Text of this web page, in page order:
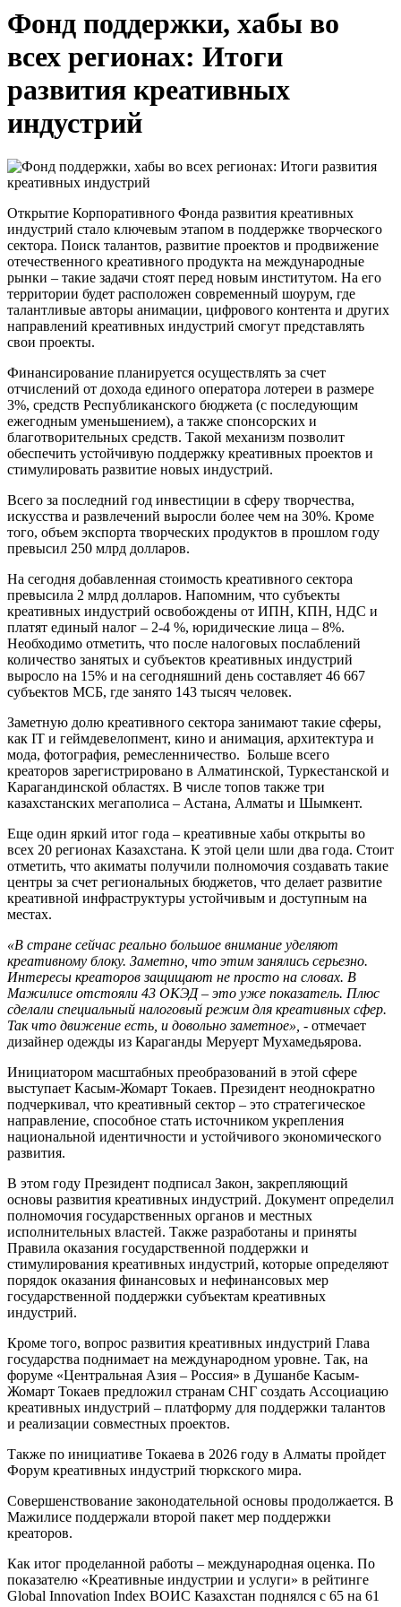
Фонд поддержки, хабы во
всех регионах: Итоги
развития креативных
индустрий
Открытие Корпоративного Фонда развития креативных
индустрий стало ключевым этапом в поддержке творческого
сектора. Поиск талантов, развитие проектов и продвижение
отечественного креативного продукта на международные
рынки – такие задачи стоят перед новым институтом. На его
территории будет расположен современный шоурум, где
талантливые авторы анимации, цифрового контента и других
направлений креативных индустрий смогут представлять
свои проекты.
Финансирование планируется осуществлять за счет
отчислений от дохода единого оператора лотереи в размере
3%, средств Республиканского бюджета (с последующим
ежегодным уменьшением), а также спонсорских и
благотворительных средств. Такой механизм позволит
обеспечить устойчивую поддержку креативных проектов и
стимулировать развитие новых индустрий.
Всего за последний год инвестиции в сферу творчества,
искусства и развлечений выросли более чем на 30%. Кроме
того, объем экспорта творческих продуктов в прошлом году
превысил 250 млрд долларов.
На сегодня добавленная стоимость креативного сектора
превысила 2 млрд долларов. Напомним, что субъекты
креативных индустрий освобождены от ИПН, КПН, НДС и
платят единый налог – 2-4 %, юридические лица – 8%.
Необходимо отметить, что после налоговых послаблений
количество занятых и субъектов креативных индустрий
выросло на 15% и на сегодняшний день составляет 46 667
субъектов МСБ, где занято 143 тысяч человек.
Заметную долю креативного сектора занимают такие сферы,
как IT и геймдевелопмент, кино и анимация, архитектура и
мода, фотография, ремесленничество. Больше всего
креаторов зарегистрировано в Алматинской, Туркестанской и
Карагандинской областях. В числе топов также три
казахстанских мегаполиса – Астана, Алматы и Шымкент.
Еще один яркий итог года – креативные хабы открыты во
всех 20 регионах Казахстана. К этой цели шли два года. Стоит
отметить, что акиматы получили полномочия создавать такие
центры за счет региональных бюджетов, что делает развитие
креативной инфраструктуры устойчивым и доступным на
местах.
«В стране сейчас реально большое внимание уделяют
креативному блоку. Заметно, что этим занялись серьезно.
Интересы креаторов защищают не просто на словах. В
Мажилисе отстояли 43 ОКЭД – это уже показатель. Плюс
сделали специальный налоговый режим для креативных сфер.
Так что движение есть, и довольно заметное», - отмечает
дизайнер одежды из Караганды Меруерт Мухамедьярова.
Инициатором масштабных преобразований в этой сфере
выступает Касым-Жомарт Токаев. Президент неоднократно
подчеркивал, что креативный сектор – это стратегическое
направление, способное стать источником укрепления
национальной идентичности и устойчивого экономического
развития.
В этом году Президент подписал Закон, закрепляющий
основы развития креативных индустрий. Документ определил
полномочия государственных органов и местных
исполнительных властей. Также разработаны и приняты
Правила оказания государственной поддержки и
стимулирования креативных индустрий, которые определяют
порядок оказания финансовых и нефинансовых мер
государственной поддержки субъектам креативных
индустрий.
Кроме того, вопрос развития креативных индустрий Глава
государства поднимает на международном уровне. Так, на
форуме «Центральная Азия – Россия» в Душанбе Касым-
Жомарт Токаев предложил странам СНГ создать Ассоциацию
креативных индустрий – платформу для поддержки талантов
и реализации совместных проектов.
Также по инициативе Токаева в 2026 году в Алматы пройдет
Форум креативных индустрий тюркского мира.
Совершенствование законодательной основы продолжается. В
Мажилисе поддержали второй пакет мер поддержки
креаторов.
Как итог проделанной работы – международная оценка. По
показателю «Креативные индустрии и услуги» в рейтинге
Global Innovation Index ВОИС Казахстан поднялся с 65 на 61